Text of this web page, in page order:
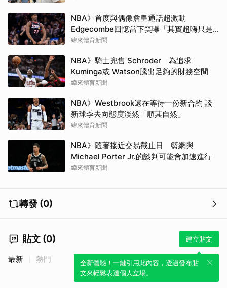
NBA》首度與偶像詹皇通話超激動
Edgecombe回憶當下笑曝「其實超嗨只是
在裝酷」
緯來體育新聞
NBA》騎士兜售 Schroder 為追求
Kuminga或 Watson騰出足夠的財務空間
緯來體育新聞
NBA》Westbrook還在等待一份新合約 談
新球季去向態度淡然「順其自然」
緯來體育新聞
NBA》隨著接近交易截止日 籃網與
Michael Porter Jr.的談判可能會加速進行
緯來體育新聞
轉發 (0)
貼文 (0) 建立貼文
全新體驗！一鍵引用此內容，透過發布貼
文來輕鬆表達個人立場。
最新 熱門